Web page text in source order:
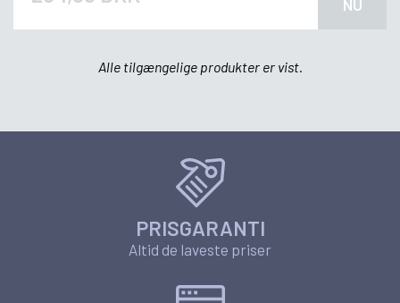
NU
Alle tilgængelige produkter er vist.
PRISGARANTI
Altid de laveste priser